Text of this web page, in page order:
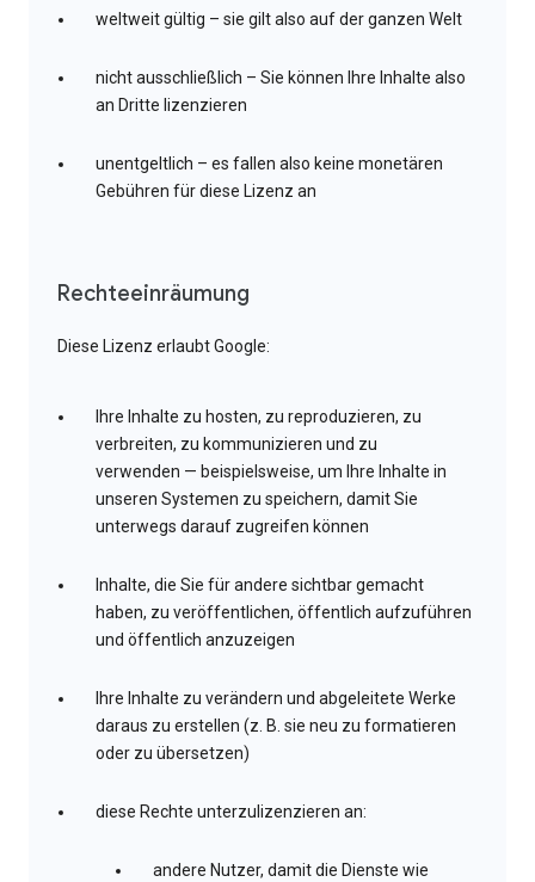
weltweit gültig – sie gilt also auf der ganzen Welt
nicht ausschließlich – Sie können Ihre Inhalte also
an Dritte lizenzieren
unentgeltlich – es fallen also keine monetären
Gebühren für diese Lizenz an
Rechteeinräumung
Diese Lizenz erlaubt Google:
Ihre Inhalte zu hosten, zu reproduzieren, zu
verbreiten, zu kommunizieren und zu
verwenden — beispielsweise, um Ihre Inhalte in
unseren Systemen zu speichern, damit Sie
unterwegs darauf zugreifen können
Inhalte, die Sie für andere sichtbar gemacht
haben, zu veröffentlichen, öffentlich aufzuführen
und öffentlich anzuzeigen
Ihre Inhalte zu verändern und abgeleitete Werke
daraus zu erstellen (z. B. sie neu zu formatieren
oder zu übersetzen)
diese Rechte unterzulizenzieren an:
andere Nutzer, damit die Dienste wie